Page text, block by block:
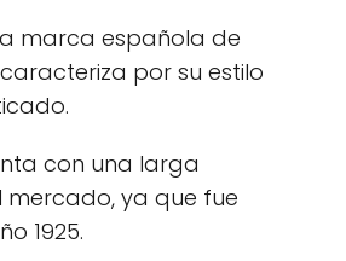
marca española de
por su estilo
con una larga
ya que fue
1925.